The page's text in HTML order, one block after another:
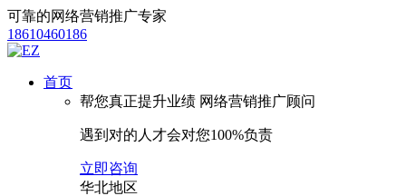
可靠的网络营销推广专家
18610460186
首页
帮您真正提升业绩 网络营销推广顾问
遇到对的人才会对您100%负责
立即咨询
华北地区